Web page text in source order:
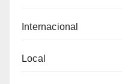
Internacional
Local